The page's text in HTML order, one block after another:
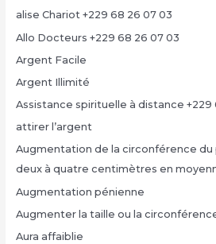
alise Chariot +229 68 26 07 03
Allo Docteurs +229 68 26 07 03
Argent Facile
Argent Illimité
Assistance spirituelle à distance +229
attirer l’argent
Augmentation de la circonférence du
deux à quatre centimètres en
Augmentation pénienne
Augmenter la taille ou la
Aura affaiblie